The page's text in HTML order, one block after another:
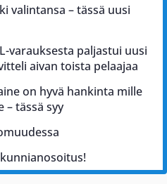
valintansa – tässä uusi
varauksesta paljastui uusi
aivan toista pelaajaa
on hyvä hankinta mille
– tässä syy